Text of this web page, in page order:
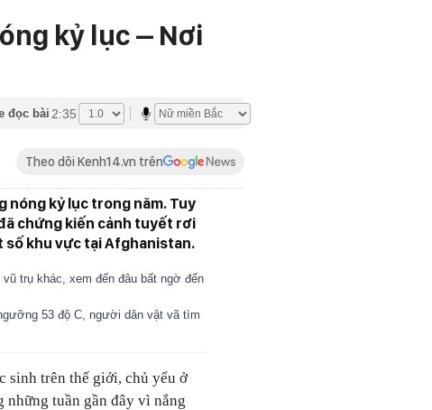
kỷ lục – Nơi
đọc bài 2:35
Theo dõi Kenh14.vn trên
kỷ lục trong năm. Tuy
chứng kiến cảnh tuyết rơi
số khu vực tại Afghanistan.
trụ khác, xem đến đâu bất ngờ đến
53 độ C, người dân vật vã tìm
sinh trên thế giới, chủ yếu ở
những tuần gần đây vì nắng